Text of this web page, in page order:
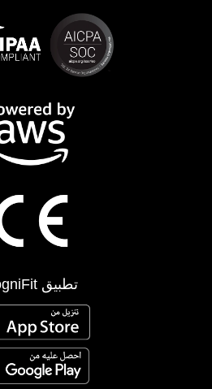
تطبيق CogniFit